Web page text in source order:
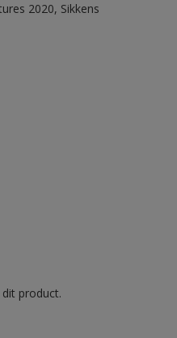
2020, Sikkens
product.